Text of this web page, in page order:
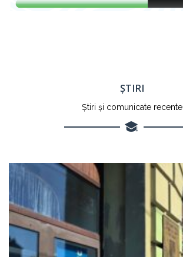
ȘTIRI
Știri și comunicate recente